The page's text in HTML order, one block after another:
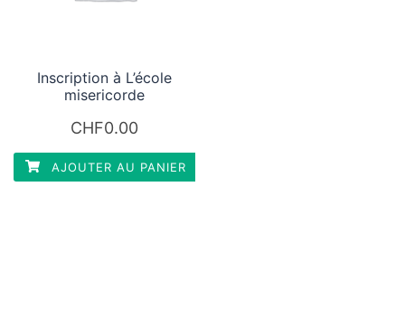
Inscription à L’école
misericorde
CHF0.00
AJOUTER AU PANIER